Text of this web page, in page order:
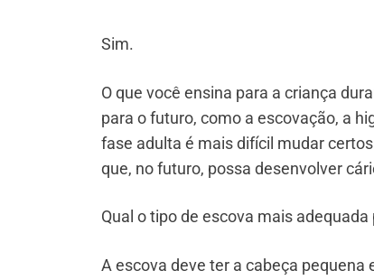
Sim.
O que você ensina para a criança
para o futuro, como a escovação, a
fase adulta é mais difícil mudar
que, no futuro, possa desenvolver
Qual o tipo de escova mais
A escova deve ter a cabeça